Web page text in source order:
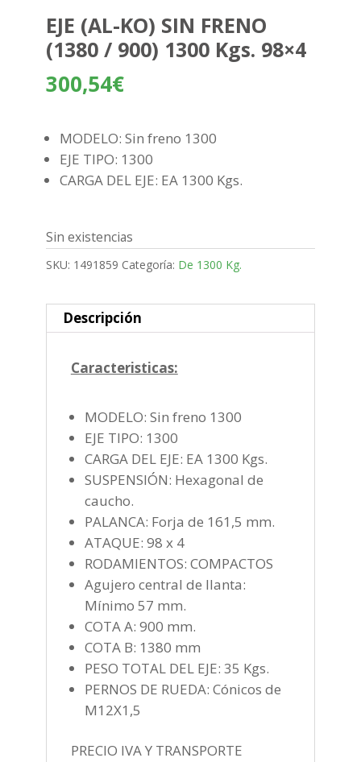
EJE (AL-KO) SIN FRENO
(1380 / 900) 1300 Kgs. 98×4
300,54€
MODELO: Sin freno 1300
EJE TIPO: 1300
CARGA DEL EJE: EA 1300 Kgs.
Sin existencias
SKU: 1491859 Categoría: De 1300 Kg.
Descripción
Caracteristicas:
MODELO: Sin freno 1300
EJE TIPO: 1300
CARGA DEL EJE: EA 1300 Kgs.
SUSPENSIÓN: Hexagonal de
caucho.
PALANCA: Forja de 161,5 mm.
ATAQUE: 98 x 4
RODAMIENTOS: COMPACTOS
Agujero central de llanta:
Mínimo 57 mm.
COTA A: 900 mm.
COTA B: 1380 mm
PESO TOTAL DEL EJE: 35 Kgs.
PERNOS DE RUEDA: Cónicos de
M12X1,5
PRECIO IVA Y TRANSPORTE